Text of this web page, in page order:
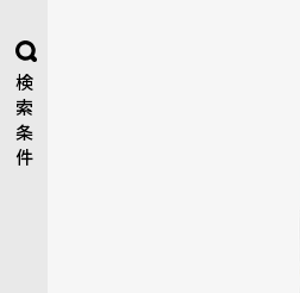
検
索
条
件